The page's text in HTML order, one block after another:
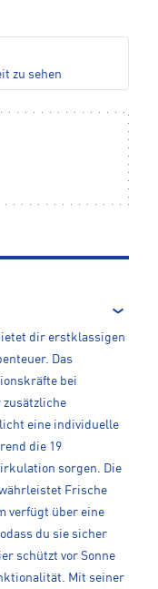
zu sehen
dir erstklassigen
Das
bei
eine individuelle
die 19
sorgen. Die
Frische
verfügt über eine
du sie sicher
schützt vor Sonne
Mit seiner